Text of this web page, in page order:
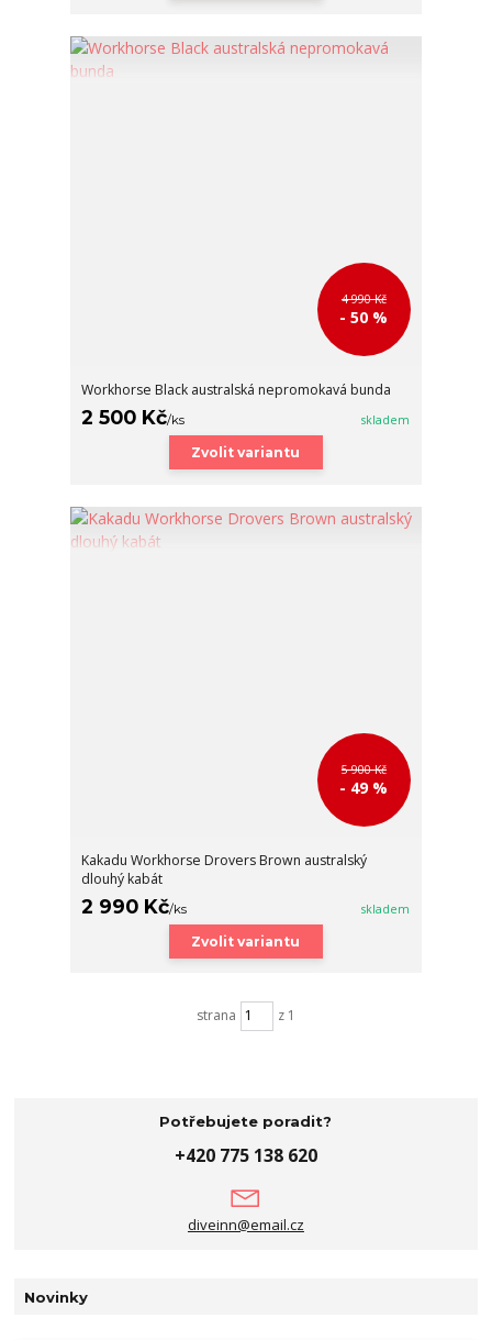
4 990 Kč
- 50 %
Workhorse Black australská nepromokavá bunda
2 500 Kč/ks skladem
Zvolit variantu
5 900 Kč
- 49 %
Kakadu Workhorse Drovers Brown australský
dlouhý kabát
2 990 Kč/ks skladem
Zvolit variantu
strana z 1
Potřebujete poradit?
+420 775 138 620
diveinn@email.cz
Novinky